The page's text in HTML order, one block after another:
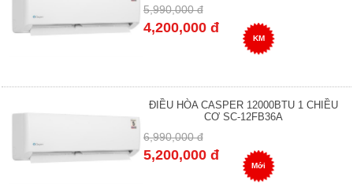
5,990,000 đ
4,200,000 đ
KM
ĐIỀU HÒA CASPER 12000BTU 1 CHIỀU
CƠ SC-12FB36A
6,990,000 đ
5,200,000 đ
Mới